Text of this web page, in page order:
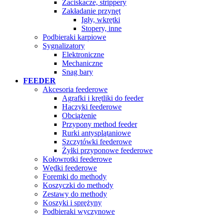
Zaciskacze, strippery
Zakładanie przynęt
Igły, wkrętki
Stopery, inne
Podbieraki karpiowe
Sygnalizatory
Elektroniczne
Mechaniczne
Snag bary
FEEDER
Akcesoria feederowe
Agrafki i krętliki do feeder
Haczyki feederowe
Obciążenie
Przypony method feeder
Rurki antysplątaniowe
Szczytówki feederowe
Żyłki przyponowe feederowe
Kołowrotki feederowe
Wędki feederowe
Foremki do methody
Koszyczki do methody
Zestawy do methody
Koszyki i sprężyny
Podbieraki wyczynowe